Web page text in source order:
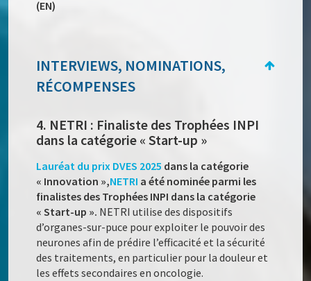
(EN)
INTERVIEWS, NOMINATIONS,
RÉCOMPENSES
4. NETRI : Finaliste des Trophées INPI
dans la catégorie « Start-up »
Lauréat du prix DVES 2025 dans la catégorie
« Innovation »,NETRI a été nominée parmi les
finalistes des Trophées INPI dans la catégorie
« Start-up ». NETRI utilise des dispositifs
d’organes-sur-puce pour exploiter le pouvoir des
neurones afin de prédire l’efficacité et la sécurité
des traitements, en particulier pour la douleur et
les effets secondaires en oncologie.